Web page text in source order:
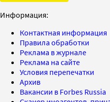
Информация:
Контактная информация
Правила обработки
Реклама в журнале
Реклама на сайте
Условия перепечатки
Архив
Вакансии в Forbes Russia